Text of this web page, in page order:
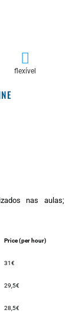
flexível
nas aulas;
Price (per hour)
31€
29,5€
28,5€